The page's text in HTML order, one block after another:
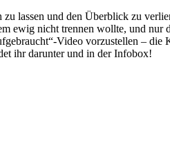
lassen und den Überblick zu
ewig nicht trennen wollte, und
Video vorzustellen – die
ihr darunter und in der Infobox!